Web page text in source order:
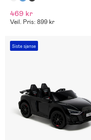
469 kr
Veil. Pris: 899 kr
Siste sjanse